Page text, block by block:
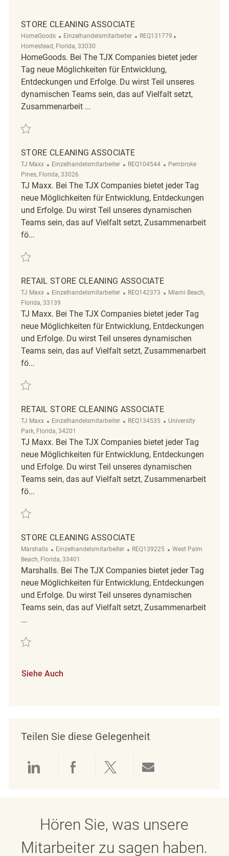
STORE CLEANING ASSOCIATE
HomeGoods Kategorie
Einzelhandelsmitarbeiter ReqId
REQ131779
Homestead, Florida, 33030
HomeGoods. Bei The TJX Companies bietet jeder
Tag neue Möglichkeiten für Entwicklung,
Entdeckungen und Erfolge. Du wirst Teil unseres
dynamischen Teams sein, das auf Vielfalt setzt,
Zusammenarbeit ...
Retten Store Cleaning Associate REQ131779
STORE CLEANING ASSOCIATE
TJ Maxx Kategorie
Einzelhandelsmitarbeiter ReqId
REQ104544 Ort
Pembroke
Pines, Florida, 33026
TJ Maxx. Bei The TJX Companies bietet jeder Tag
neue Möglichkeiten für Entwicklung, Entdeckungen
und Erfolge. Du wirst Teil unseres dynamischen
Teams sein, das auf Vielfalt setzt, Zusammenarbeit
fö...
Retten Store Cleaning Associate REQ104544
RETAIL STORE CLEANING ASSOCIATE
TJ Maxx Kategorie
Einzelhandelsmitarbeiter ReqId
REQ142373 Ort
Miami Beach,
Florida, 33139
TJ Maxx. Bei The TJX Companies bietet jeder Tag
neue Möglichkeiten für Entwicklung, Entdeckungen
und Erfolge. Du wirst Teil unseres dynamischen
Teams sein, das auf Vielfalt setzt, Zusammenarbeit
fö...
Retten Retail Store Cleaning Associate REQ142373
RETAIL STORE CLEANING ASSOCIATE
TJ Maxx Kategorie
Einzelhandelsmitarbeiter ReqId
REQ134535 Ort
University
Park, Florida, 34201
TJ Maxx. Bei The TJX Companies bietet jeder Tag
neue Möglichkeiten für Entwicklung, Entdeckungen
und Erfolge. Du wirst Teil unseres dynamischen
Teams sein, das auf Vielfalt setzt, Zusammenarbeit
fö...
Retten Retail Store Cleaning Associate REQ134535
STORE CLEANING ASSOCIATE
Marshalls Kategorie
Einzelhandelsmitarbeiter ReqId
REQ139225 Ort
West Palm
Beach, Florida, 33401
Marshalls. Bei The TJX Companies bietet jeder Tag
neue Möglichkeiten für Entwicklung, Entdeckungen
und Erfolge. Du wirst Teil unseres dynamischen
Teams sein, das auf Vielfalt setzt, Zusammenarbeit
...
Retten Store Cleaning Associate REQ139225
Siehe Auch
Teilen Sie diese Gelegenheit
Über LinkedIn teilen
Über Facebook teilen
Über Twitter teilen
Hören Sie, was unsere
Mitarbeiter zu sagen haben.